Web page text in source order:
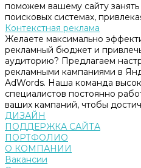
поможем вашему сайту
поисковых системах,
Контекстная реклама
Желаете максимально
рекламный бюджет и
аудиторию? Предлагаем
рекламными кампаниями в
AdWords. Наша команда
специалистов постоянно
ваших кампаний, чтобы
ДИЗАЙН
ПОДДЕРЖКА САЙТА
ПОРТФОЛИО
О КОМПАНИИ
Вакансии